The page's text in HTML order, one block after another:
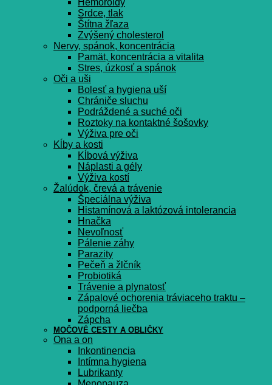
Srdce, tlak
Štítna žľaza
Zvýšený cholesterol
Nervy, spánok, koncentrácia
Pamät, koncentrácia a vitalita
Stres, úzkosť a spánok
Oči a uši
Bolesť a hygiena uší
Chrániče sluchu
Podráždené a suché oči
Roztoky na kontaktné šošovky
Výživa pre oči
Kĺby a kosti
Kĺbová výživa
Náplasti a gély
Výživa kostí
Žalúdok, črevá a trávenie
Špeciálna výživa
Histamínová a laktózová intolerancia
Hnačka
Nevoľnosť
Pálenie záhy
Parazity
Pečeň a žlčník
Probiotiká
Trávenie a plynatosť
Zápalové ochorenia tráviaceho traktu –
podporná liečba
Zápcha
MOČOVÉ CESTY A OBLIČKY
Ona a on
Inkontinencia
Intímna hygiena
Lubrikanty